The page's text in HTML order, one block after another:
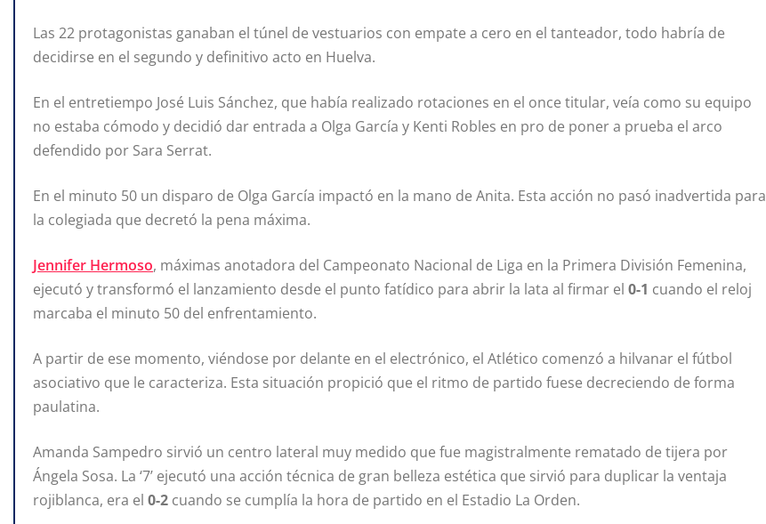
Las 22 protagonistas ganaban el túnel de vestuarios con empate a cero en el tanteador, todo habría de
decidirse en el segundo y definitivo acto en Huelva.
En el entretiempo José Luis Sánchez, que había realizado rotaciones en el once titular, veía como su equipo
no estaba cómodo y decidió dar entrada a Olga García y Kenti Robles en pro de poner a prueba el arco
defendido por Sara Serrat.
En el minuto 50 un disparo de Olga García impactó en la mano de Anita. Esta acción no pasó inadvertida para
la colegiada que decretó la pena máxima.
Jennifer Hermoso, máximas anotadora del Campeonato Nacional de Liga en la Primera División Femenina,
ejecutó y transformó el lanzamiento desde el punto fatídico para abrir la lata al firmar el 0-1 cuando el reloj
marcaba el minuto 50 del enfrentamiento.
A partir de ese momento, viéndose por delante en el electrónico, el Atlético comenzó a hilvanar el fútbol
asociativo que le caracteriza. Esta situación propició que el ritmo de partido fuese decreciendo de forma
paulatina.
Amanda Sampedro sirvió un centro lateral muy medido que fue magistralmente rematado de tijera por
Ángela Sosa. La ‘7’ ejecutó una acción técnica de gran belleza estética que sirvió para duplicar la ventaja
rojiblanca, era el 0-2 cuando se cumplía la hora de partido en el Estadio La Orden.